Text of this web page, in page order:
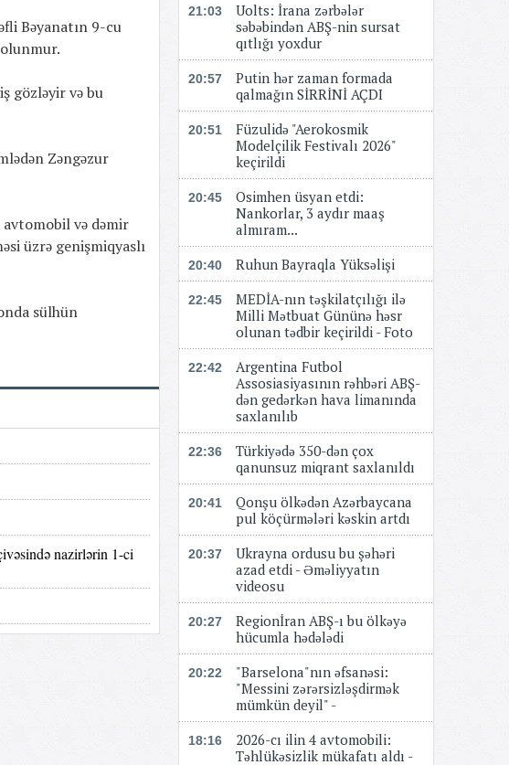
Bəyanatın 9-cu
gözləyir və bu
Zəngəzur
avtomobil və dəmir
üzrə genişmiqyaslı
sülhün
nazirlərin 1-ci
21:03
Uolts: İrana zərbələr
səbəbindən ABŞ-nin sursat
qıtlığı yoxdur
20:57
Putin hər zaman formada
qalmağın SİRRİNİ AÇDI
20:51
Füzulidə "Aerokosmik
Modelçilik Festivalı 2026"
keçirildi
20:45
Osimhen üsyan etdi:
Nankorlar, 3 aydır maaş
almıram...
20:40 Ruhun Bayraqla Yüksəlişi
22:45
MEDİA-nın təşkilatçılığı ilə
Milli Mətbuat Gününə həsr
olunan tədbir keçirildi - Foto
22:42
Argentina Futbol
Assosiasiyasının rəhbəri ABŞ-
dən gedərkən hava limanında
saxlanılıb
22:36
Türkiyədə 350-dən çox
qanunsuz miqrant saxlanıldı
20:41
Qonşu ölkədən Azərbaycana
pul köçürmələri kəskin artdı
20:37
Ukrayna ordusu bu şəhəri
azad etdi - Əməliyyatın
videosu
20:27
Regionİran ABŞ-ı bu ölkəyə
hücumla hədələdi
20:22
"Barselona"nın əfsanəsi:
"Messini zərərsizləşdirmək
mümkün deyil" -
18:16
2026-cı ilin 4 avtomobili:
Təhlükəsizlik mükafatı aldı -